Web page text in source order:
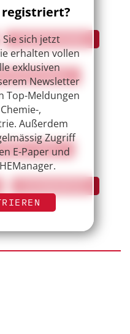
sich jetzt
erhalten vollen
exklusiven
Newsletter
Top-Meldungen
,
Außerdem
Zugriff
E-Paper und
CHEMIEPARK
(KI)